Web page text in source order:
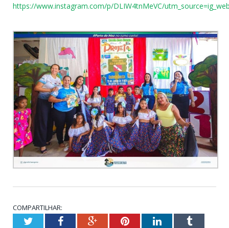
https://www.instagram.com/p/DLIW4tnMeVC/
COMPARTILHAR:
TwitterFacebookGoogle+PinterestLinkedInTumblr